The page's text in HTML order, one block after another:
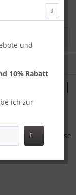
Koffer S |
Schloss,
und
10% Rabatt
ich zur